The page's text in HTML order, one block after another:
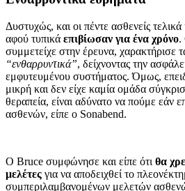
Δυστυχώς, και οι πέντε ασθενείς
αφού τυπικά επιβίωσαν για ένα χρόνο.
συμμετείχε στην έρευνα, χαρακτήρισε
“ενθαρρυντικά”, δείχνοντας την
εμφυτευμένου συστήματος. Όμως,
μικρή και δεν είχε καμία ομάδα
θεραπεία, είναι αδύνατο να πούμε εάν
ασθενών, είπε ο Sonabend.
Ο Bruce συμφώνησε και είπε ότι θα
μελέτες για να αποδειχθεί το
συμπεριλαμβανομένων μελετών